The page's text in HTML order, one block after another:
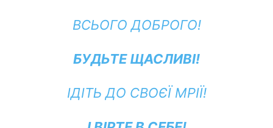
ВСЬОГО ДОБРОГО!
БУДЬТЕ ЩАСЛИВІ!
ІДІТЬ ДО СВОЄЇ МРІЇ!